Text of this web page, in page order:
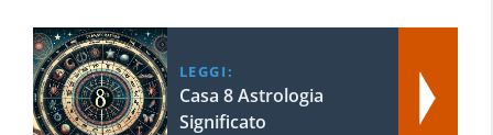
LEGGI:
Casa 8 Astrologia
Significato